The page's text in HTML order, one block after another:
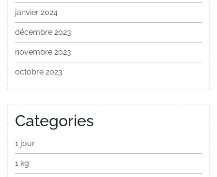
janvier 2024
décembre 2023
novembre 2023
octobre 2023
Categories
1 jour
1 kg